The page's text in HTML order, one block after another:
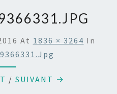
At 1836 × 3264 In
/ SUIVANT →